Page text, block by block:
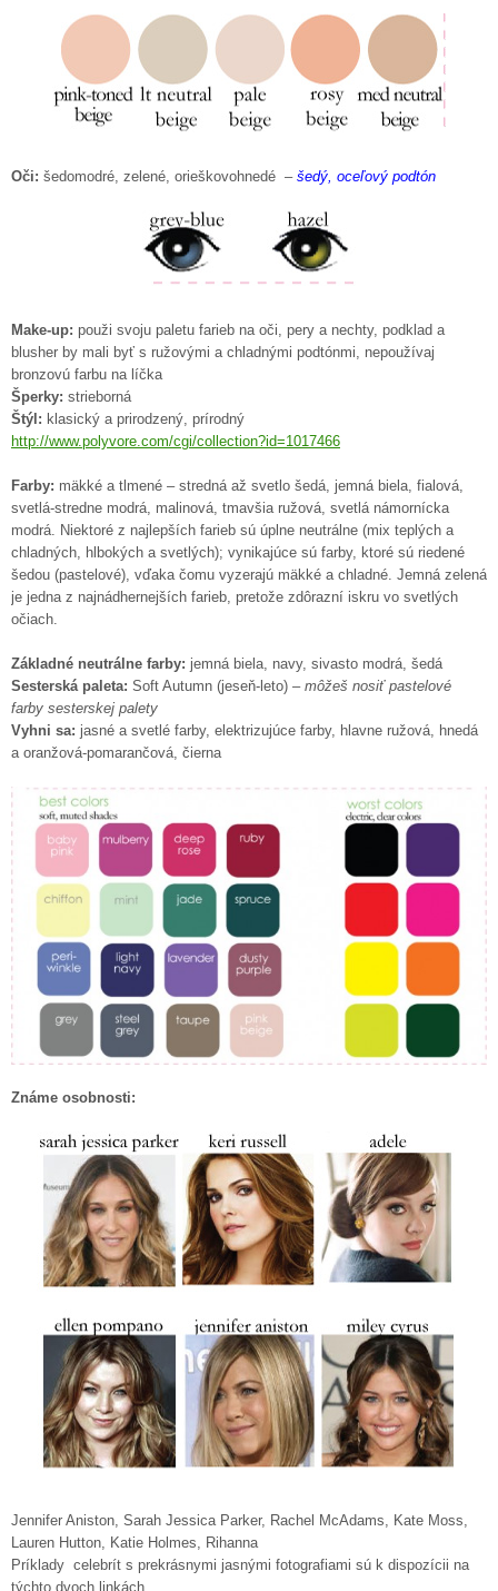
Oči: šedomodré, zelené, orieškovohnedé – šedý, oceľový podtón
Make-up: použi svoju paletu farieb na oči, pery a nechty, podklad a
blusher by mali byť s ružovými a chladnými podtónmi, nepoužívaj
bronzovú farbu na líčka
Šperky: strieborná
Štýl: klasický a prirodzený, prírodný
http://www.polyvore.com/cgi/collection?id=1017466
Farby: mäkké a tlmené – stredná až svetlo šedá, jemná biela, fialová,
svetlá-stredne modrá, malinová, tmavšia ružová, svetlá námornícka
modrá. Niektoré z najlepších farieb sú úplne neutrálne (mix teplých a
chladných, hlbokých a svetlých); vynikajúce sú farby, ktoré sú riedené
šedou (pastelové), vďaka čomu vyzerajú mäkké a chladné. Jemná zelená
je jedna z najnádhernejších farieb, pretože zdôrazní iskru vo svetlých
očiach.
Základné neutrálne farby: jemná biela, navy, sivasto modrá, šedá
Sesterská paleta: Soft Autumn (jeseň-leto) – môžeš nosiť pastelové
farby sesterskej palety
Vyhni sa: jasné a svetlé farby, elektrizujúce farby, hlavne ružová, hnedá
a oranžová-pomarančová, čierna
Známe osobnosti:
Jennifer Aniston, Sarah Jessica Parker, Rachel McAdams, Kate Moss,
Lauren Hutton, Katie Holmes, Rihanna
Príklady celebrít s prekrásnymi jasnými fotografiami sú k dispozícii na
týchto dvoch linkách